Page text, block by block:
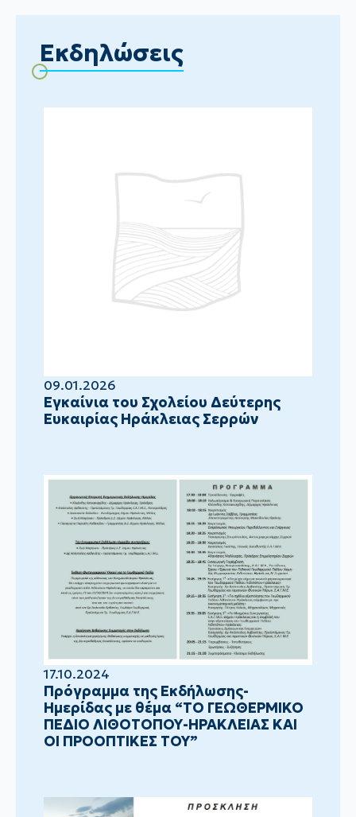
Εκδηλώσεις
09.01.2026
Eγκαίνια του Σχολείου Δεύτερης
Ευκαιρίας Ηράκλειας Σερρών
17.10.2024
Πρόγραμμα της Εκδήλωσης-
Ημερίδας με θέμα “ΤΟ ΓΕΩΘΕΡΜΙΚΟ
ΠΕΔΙΟ ΛΙΘΟΤΟΠΟΥ-ΗΡΑΚΛΕΙΑΣ ΚΑΙ
ΟΙ ΠΡΟΟΠΤΙΚΕΣ ΤΟΥ”